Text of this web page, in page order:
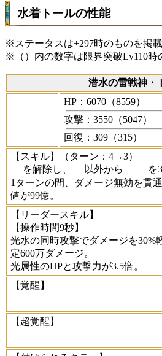
水着トールの性能
※ステータスは+297時のものを掲
※（）内の数字は限界突破Lv110時
潜水の雷戦神・
HP：6070（8559）
攻撃：3550（5047）
回復：309（315）
【スキル】
（ターン：4→3）
を解除し、
以外から
を
1ターンの間、ダメージ無効を貫
値が99億。
【リーダースキル】
【操作時間9秒】
光水の同時攻撃でダメージを30%
定600万ダメージ。
光属性のHPと攻撃力が3.5倍。
【覚醒】
【超覚醒】